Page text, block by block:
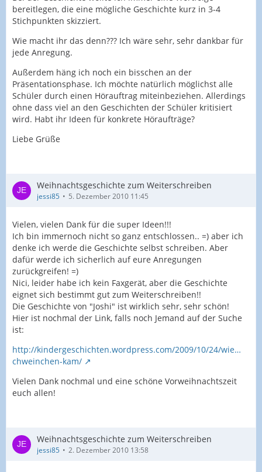
bereitlegen, die eine mögliche Geschichte kurz in 3-4
Stichpunkten skizziert.
Wie macht ihr das denn??? Ich wäre sehr, sehr dankbar für
jede Anregung.
Außerdem häng ich noch ein bisschen an der
Präsentationsphase. Ich möchte natürlich möglichst alle
Schüler durch einen Hörauftrag miteinbeziehen. Allerdings
ohne dass viel an den Geschichten der Schüler kritisiert
wird. Habt ihr Ideen für konkrete Höraufträge?
Liebe Grüße
Weihnachtsgeschichte zum Weiterschreiben
jessi85 5. Dezember 2010 11:45
Vielen, vielen Dank für die super Ideen!!!
Ich bin immernoch nicht so ganz entschlossen.. =) aber ich
denke ich werde die Geschichte selbst schreiben. Aber
dafür werde ich sicherlich auf eure Anregungen
zurückgreifen! =)
Nici, leider habe ich kein Faxgerät, aber die Geschichte
eignet sich bestimmt gut zum Weiterschreiben!!
Die Geschichte von "Joshi" ist wirklich sehr, sehr schön!
Hier ist nochmal der Link, falls noch Jemand auf der Suche
ist:
http://kindergeschichten.wordpress.com/2009/10/24/wie…
chweinchen-kam/
Vielen Dank nochmal und eine schöne Vorweihnachtszeit
euch allen!
Weihnachtsgeschichte zum Weiterschreiben
jessi85 2. Dezember 2010 13:58